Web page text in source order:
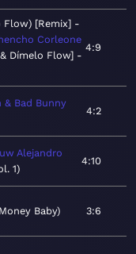
Flow) [Remix]
Corleone
Dímelo Flow] -
4:9
& Bad Bunny
4:2
Alejandro
1
4:10
Baby 3:6